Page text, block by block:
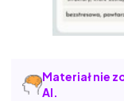
Materiał nie
AI.